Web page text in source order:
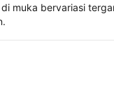
muka bervariasi